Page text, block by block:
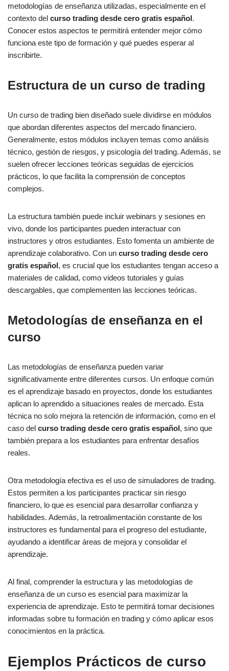
metodologías de enseñanza utilizadas, especialmente en el
contexto del curso trading desde cero gratis español.
Conocer estos aspectos te permitirá entender mejor cómo
funciona este tipo de formación y qué puedes esperar al
inscribirte.
Estructura de un curso de trading
Un curso de trading bien diseñado suele dividirse en módulos
que abordan diferentes aspectos del mercado financiero.
Generalmente, estos módulos incluyen temas como análisis
técnico, gestión de riesgos, y psicología del trading. Además, se
suelen ofrecer lecciones teóricas seguidas de ejercicios
prácticos, lo que facilita la comprensión de conceptos
complejos.
La estructura también puede incluir webinars y sesiones en
vivo, donde los participantes pueden interactuar con
instructores y otros estudiantes. Esto fomenta un ambiente de
aprendizaje colaborativo. Con un curso trading desde cero
gratis español, es crucial que los estudiantes tengan acceso a
materiales de calidad, como videos tutoriales y guías
descargables, que complementen las lecciones teóricas.
Metodologías de enseñanza en el
curso
Las metodologías de enseñanza pueden variar
significativamente entre diferentes cursos. Un enfoque común
es el aprendizaje basado en proyectos, donde los estudiantes
aplican lo aprendido a situaciones reales de mercado. Esta
técnica no solo mejora la retención de información, como en el
caso del curso trading desde cero gratis español, sino que
también prepara a los estudiantes para enfrentar desafíos
reales.
Otra metodología efectiva es el uso de simuladores de trading.
Estos permiten a los participantes practicar sin riesgo
financiero, lo que es esencial para desarrollar confianza y
habilidades. Además, la retroalimentación constante de los
instructores es fundamental para el progreso del estudiante,
ayudando a identificar áreas de mejora y consolidar el
aprendizaje.
Al final, comprender la estructura y las metodologías de
enseñanza de un curso es esencial para maximizar la
experiencia de aprendizaje. Esto te permitirá tomar decisiones
informadas sobre tu formación en trading y cómo aplicar esos
conocimientos en la práctica.
Ejemplos Prácticos de curso